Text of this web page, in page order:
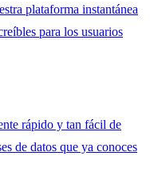
plataforma instantánea
para los usuarios
rápido y tan fácil de
de datos que ya conoces